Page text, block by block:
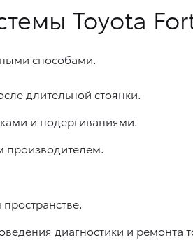
Toyota
способами.
длительной стоянки.
и подергиваниями.
производителем.
диагностики и ремонта